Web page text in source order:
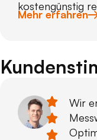
kostengünstig
Mehr erfahren
Wir